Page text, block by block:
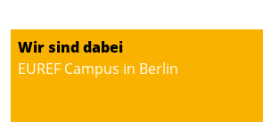
Schadensmeldungen
abgeben – rund um die
Uhr.
Wir sind dabei
EUREF Campus in Berlin